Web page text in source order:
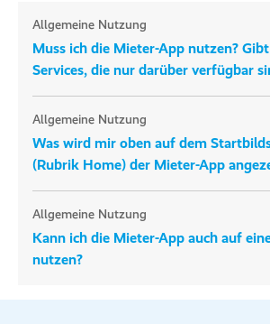
Allgemeine Nutzung
Muss ich die Mieter-App nutzen?
Services, die nur darüber verfügbar
Allgemeine Nutzung
Was wird mir oben auf dem
(Rubrik Home) der Mieter-App
Allgemeine Nutzung
Kann ich die Mieter-App auch auf
nutzen?